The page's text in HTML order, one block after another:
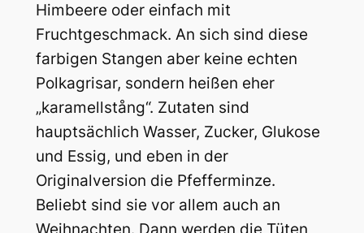
Himbeere oder einfach mit
Fruchtgeschmack. An sich sind diese
farbigen Stangen aber keine echten
Polkagrisar, sondern heißen eher
„karamellstång“. Zutaten sind
hauptsächlich Wasser, Zucker, Glukose
und Essig, und eben in der
Originalversion die Pfefferminze.
Beliebt sind sie vor allem auch an